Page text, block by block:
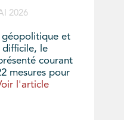
2026
géopolitique et
difficile, le
courant
mesures pour
l'article